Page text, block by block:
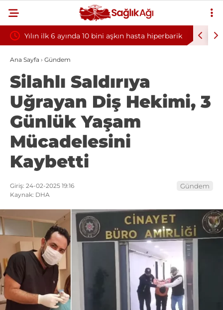
Yılın ilk 6 ayında 10 bini aşkın hasta hiperbarik
oksijen tedavisinden yararlandı
Diş eti
Ana Sayfa › Gündem
Silahlı Saldırıya
Uğrayan Diş Hekimi, 3
Günlük Yaşam
Mücadelesini
Kaybetti
Giriş: 24-02-2025 19:16
Kaynak: DHA
Gündem